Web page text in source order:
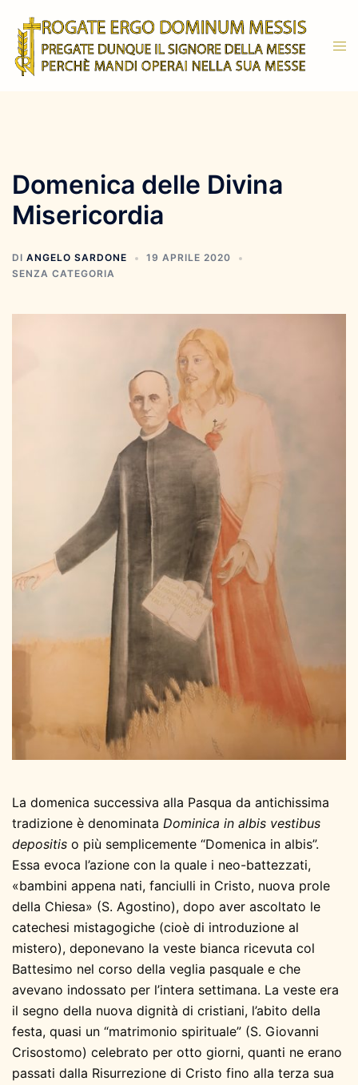
contenuto
Domenica delle Divina
Misericordia
DI ANGELO SARDONE
19 APRILE 2020
SENZA CATEGORIA
La domenica successiva alla Pasqua da antichissima
tradizione è denominata Dominica in albis vestibus
depositis o più semplicemente “Domenica in albis”.
Essa evoca l’azione con la quale i neo-battezzati,
«bambini appena nati, fanciulli in Cristo, nuova prole
della Chiesa» (S. Agostino), dopo aver ascoltato le
catechesi mistagogiche (cioè di introduzione al
mistero), deponevano la veste bianca ricevuta col
Battesimo nel corso della veglia pasquale e che
avevano indossato per l’intera settimana. La veste era
il segno della nuova dignità di cristiani, l’abito della
festa, quasi un “matrimonio spirituale” (S. Giovanni
Crisostomo) celebrato per otto giorni, quanti ne erano
passati dalla Risurrezione di Cristo fino alla terza sua